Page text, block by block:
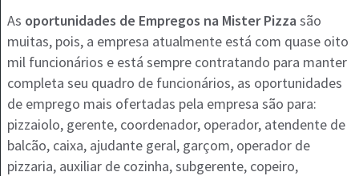
As oportunidades de Empregos na Mister Pizza são
muitas, pois, a empresa atualmente está com quase oito
mil funcionários e está sempre contratando para manter
completa seu quadro de funcionários, as oportunidades
de emprego mais ofertadas pela empresa são para:
pizzaiolo, gerente, coordenador, operador, atendente de
balcão, caixa, ajudante geral, garçom, operador de
pizzaria, auxiliar de cozinha, subgerente, copeiro,